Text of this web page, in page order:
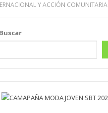
Y ACCIÓN COMUNITARIA
Buscar